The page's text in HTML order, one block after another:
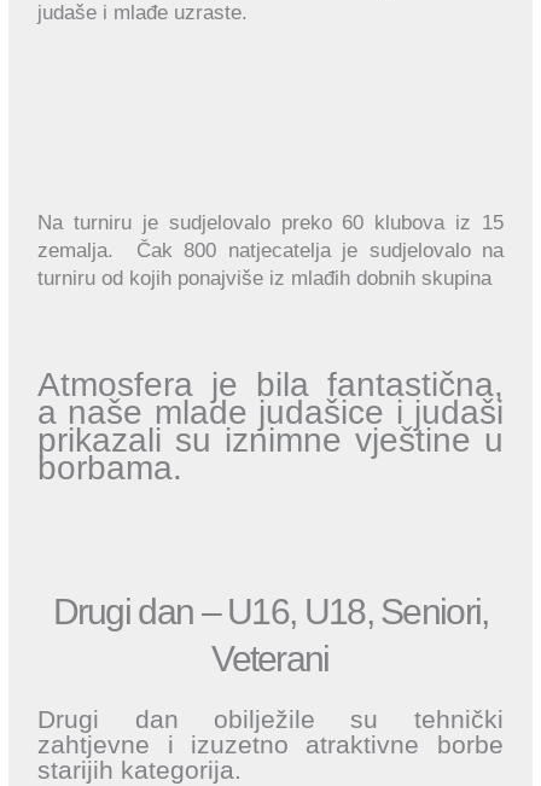
judaše i mlađe uzraste.
Na turniru je sudjelovalo preko 60 klubova iz 15
zemalja. Čak 800 natjecatelja je sudjelovalo na
turniru od kojih ponajviše iz mlađih dobnih skupina
Atmosfera je bila fantastična,
a naše mlade judašice i judaši
prikazali su iznimne vještine u
borbama.
Drugi dan – U16, U18, Seniori,
Veterani
Drugi dan obilježile su tehnički
zahtjevne i izuzetno atraktivne borbe
starijih kategorija.